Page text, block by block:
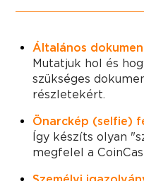
Általános
Mutatjuk hol és
szükséges
részletekért.
Önarckép (selfie)
Így készíts olyan
megfelel a